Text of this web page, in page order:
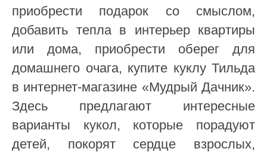
приобрести подарок со смыслом,
добавить тепла в интерьер квартиры
или дома, приобрести оберег для
домашнего очага, купите куклу Тильда
в интернет-магазине «Мудрый Дачник».
Здесь предлагают интересные
варианты кукол, которые порадуют
детей, покорят сердце взрослых,